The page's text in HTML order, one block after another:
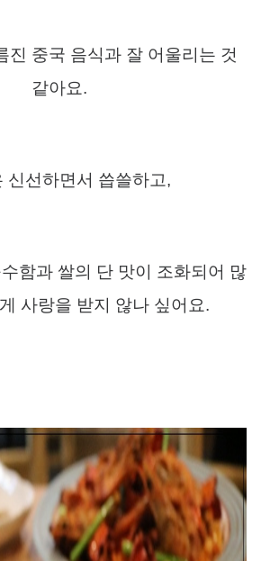
진 중국 음식과 잘 어울리는 것
같아요.
신선하면서 씁쓸하고,
함과 쌀의 단 맛이 조화되어 많
사랑을 받지 않나 싶어요.